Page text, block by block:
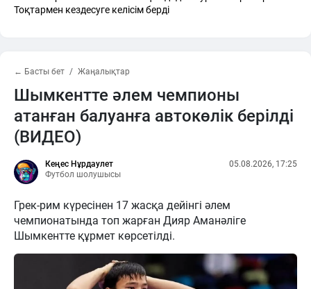
Тоқтармен кездесуге келісім берді
← Басты бет Жаңалықтар
Шымкентте әлем чемпионы
атанған балуанға автокөлік берілді
(ВИДЕО)
Кеңес Нұрдаулет
Футбол шолушысы
05.08.2026, 17:25
Грек-рим күресінен 17 жасқа дейінгі әлем
чемпионатында топ жарған Дияр Аманәліге
Шымкентте құрмет көрсетілді.